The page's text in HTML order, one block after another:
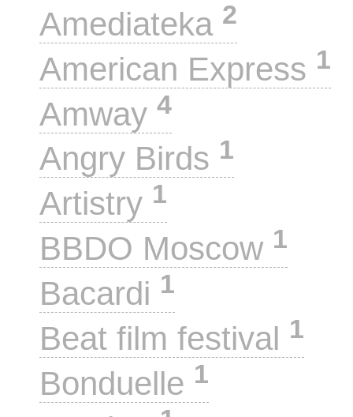
Amediateka 2
American Express 1
Amway 4
Angry Birds 1
Artistry 1
BBDO Moscow 1
Bacardi 1
Beat film festival 1
Bonduelle 1